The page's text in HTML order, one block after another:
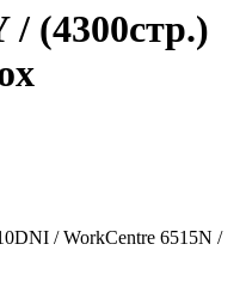
(4300стр.)
/ WorkCentre 6515N /